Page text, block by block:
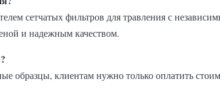
сетчатых фильтров для травления с
и надежным качеством.
образцы, клиентам нужно только оплатить